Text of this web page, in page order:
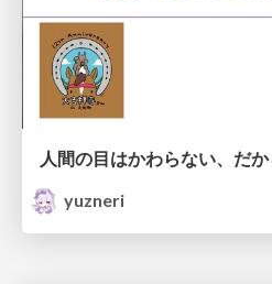
人間の目はかわらない、だ
yuzneri